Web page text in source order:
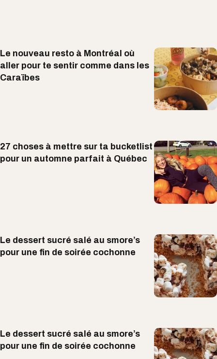
Le nouveau resto à Montréal où
aller pour te sentir comme dans les
Caraïbes
27 choses à mettre sur ta bucketlist
pour un automne parfait à Québec
Le dessert sucré salé au smore’s
pour une fin de soirée cochonne
Le dessert sucré salé au smore’s
pour une fin de soirée cochonne